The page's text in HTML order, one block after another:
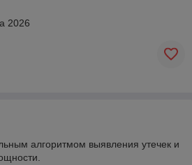
2026
алгоритмом выявления утечек и